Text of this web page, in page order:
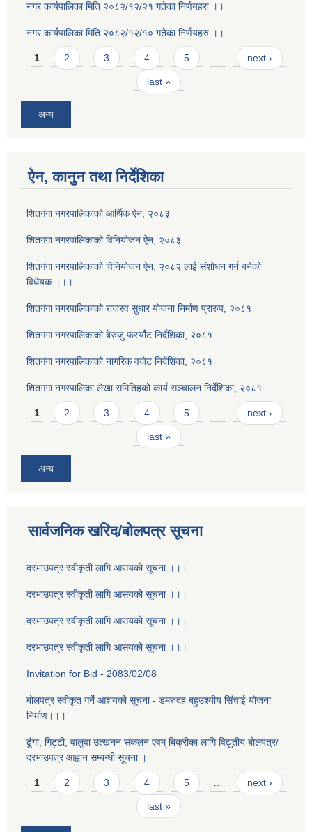
नगर कार्यपालिका मिति २०८२/१२/२१ गतेका निर्णयहरु ।।
नगर कार्यपालिका मिति २०८२/१२/१० गतेका निर्णयहरु ।।
Pages
1 2 3 4 5 … next ›
last »
अन्य
ऐन, कानुन तथा निर्देशिका
शितगंगा नगरपालिकाको आर्थिक ऐन, २०८३
शितगंगा नगरपालिकाको विनियोजन ऐन, २०८३
शितगंगा नगरपालिकाको विनियोजन ऐन, २०८२ लाई संशोधन गर्न बनेको
विधेयक ।।।
शितगंगा नगरपालिकाको राजस्व सुधार योजना निर्माण प्रारुप, २०८१
शितगंगा नगरपालिकाको बेरुजु फर्स्यौट निर्देशिका, २०८१
शितगंगा नगरपालिकाको नागरिक वजेट निर्देशिका, २०८१
शितगंगा नगरपालिका लेखा समितिहको कार्य सञ्चालन निर्देशिका, २०८१
Pages
1 2 3 4 5 next ›
last »
अन्य
सार्वजनिक खरिद/बोलपत्र सूचना
दरभाउपत्र स्वीकृती लागि आसयको सूचना ।।।
दरभाउपत्र स्वीकृती लागि आसयको सूचना ।।।
दरभाउपत्र स्वीकृती लागि आसयको सूचना ।।।
दरभाउपत्र स्वीकृती लागि आसयको सूचना ।।।
Invitation for Bid - 2083/02/08
बोलपत्र स्वीकृत गर्ने आशयको सूचना - डमरुदह बहुउश्यीय सिंचाई योजना
निर्माण।।।
ढूंगा, गिट्टी, वालुवा उत्खनन संकलन एवम् बिक्रीका लागि विद्युतीय बोलपत्र/
दरभाउपत्र आह्वान सम्बन्धी सूचना ।
Pages
1 2 3 4 5 … next ›
last »